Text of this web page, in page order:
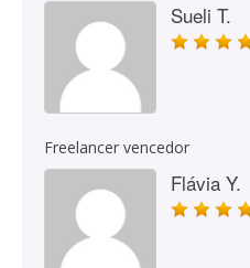
Sueli T.
Freelancer vencedor
Flávia Y.